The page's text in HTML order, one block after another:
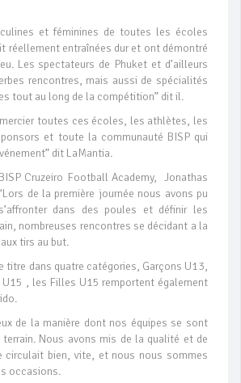
et féminines de toutes les écoles
réellement entraînées dur et ont démontré
Les spectateurs de Phuket et d’ailleurs
rencontres, mais aussi de spécialités
tout au long de la compétition” dit il.
toutes ces écoles, les athlètes, les
et toute la communauté BISP qui
dit LaMantia.
Cruzeiro Football Academy, Jonathas
de la première journée nous avons pu
dans des poules et définir les
nombreuses rencontres se décidant a la
tirs au but.
titre dans quatre catégories, Garçons U13,
, les Filles U15 remportent également
de la manière dont nos équipes se sont
Nous avons mis de la qualité et de
circulait bien, vite, et nous nous sommes
occasions.